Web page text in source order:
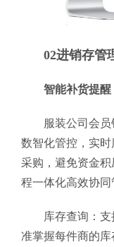
02进销存管
智能补货提
服装公司会
数智化管控，实
采购，避免资金
程一体化高效协同
库存查询：
准掌握每件商的